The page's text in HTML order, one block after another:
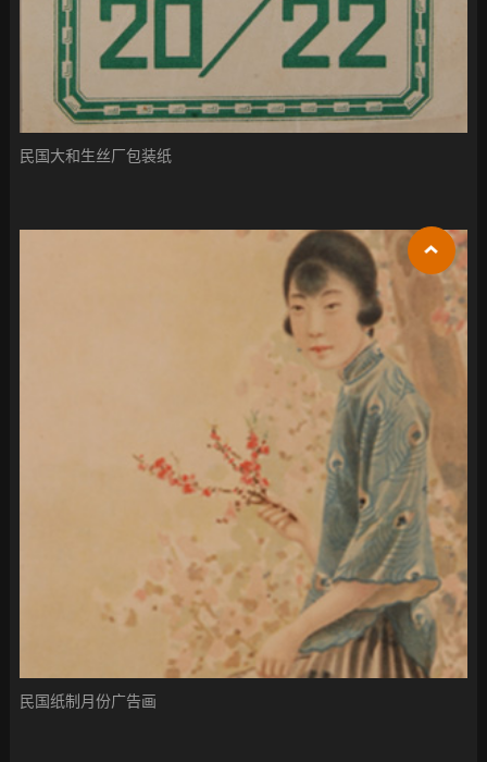
民国大和生丝厂包装纸
民国纸制月份广告画